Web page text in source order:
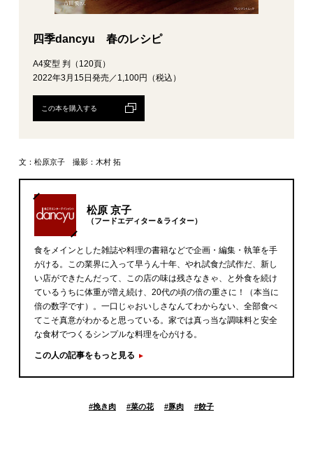
四季dancyu 春のレシピ
A4変型 判（120頁）
2022年3月15日発売／1,100円（税込）
この本を購入する
文：松原京子 撮影：木村 拓
松原 京子
（フードエディター＆ライター）
食をメインとした雑誌や料理の書籍などで企画・編集・執筆を手
がける。この業界に入って早うん十年、やれ試食だ試作だ、新し
い店ができたんだって、この店の味は残さなきゃ、と外食を続け
ているうちに体重が増え続け、20代の頃の倍の重さに！（本当に
倍の数字です）。一口じゃおいしさなんてわからない、全部食べ
てこそ真意がわかると思っている。家では真っ当な調味料と安全
な食材でつくるシンプルな料理を心がける。
この人の記事をもっと見る
#挽き肉 #菜の花 #豚肉 #餃子